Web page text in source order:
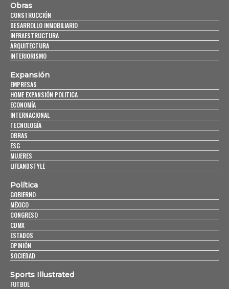
Obras
CONSTRUCCIÓN
DESARROLLO INMOBILIARIO
INFRAESTRUCTURA
ARQUITECTURA
INTERIORISMO
Expansión
EMPRESAS
HOME EXPANSIÓN POLITICA
ECONOMÍA
INTERNACIONAL
TECNOLOGÍA
OBRAS
ESG
MUJERES
LIFEANDSTYLE
Política
GOBIERNO
MÉXICO
CONGRESO
CDMX
ESTADOS
OPINIÓN
SOCIEDAD
Sports Illustrated
FUTBOL